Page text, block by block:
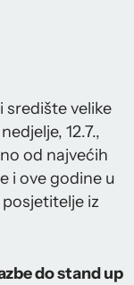
središte velike
12.7.,
od najvećih
i ove godine u
iz
do stand up